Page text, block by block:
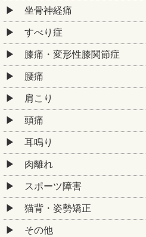
坐骨神経痛
すべり症
膝痛・変形性膝関節症
腰痛
肩こり
頭痛
耳鳴り
肉離れ
スポーツ障害
猫背・姿勢矯正
その他